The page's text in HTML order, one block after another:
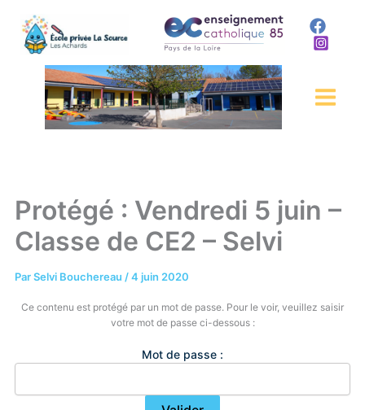
contenu
Protégé : Vendredi 5 juin –
Classe de CE2 – Selvi
ParSelvi Bouchereau /4 juin 2020
Ce contenu est protégé par un mot de passe. Pour le voir, veuillez saisir
votre mot de passe ci-dessous :
Mot de passe :